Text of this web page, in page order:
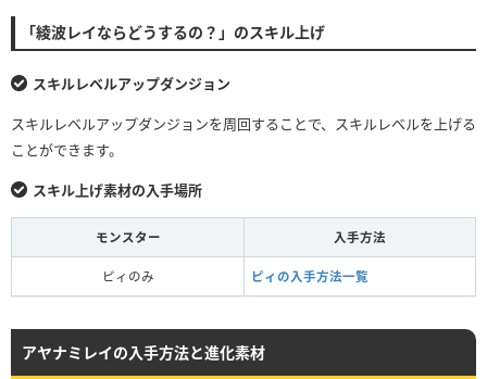
「綾波レイならどうするの？」のスキル上げ
スキルレベルアップダンジョン
スキルレベルアップダンジョンを周回することで、スキルレベルを上げる
ことができます。
スキル上げ素材の入手場所
モンスター 入手方法
ピィのみ ピィの入手方法一覧
アヤナミレイの入手方法と進化素材